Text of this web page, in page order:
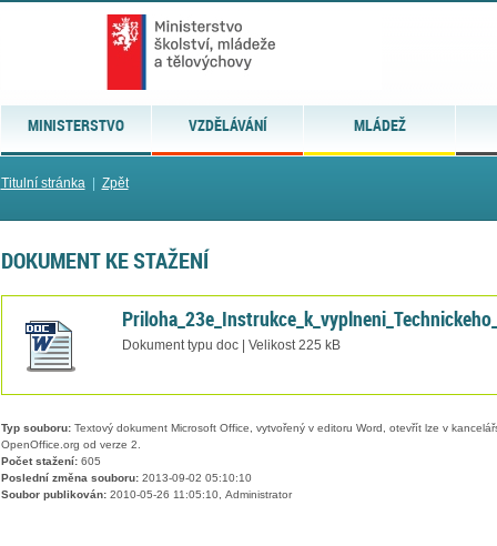
MINISTERSTVO VZDĚLÁVÁNÍ MLÁDEŽ
Titulní stránka| Zpět
DOKUMENT KE STAŽENÍ
Dokument typu doc | Velikost 225 kB
Typ souboru:Textový dokument Microsoft Office, vytvořený v editoru Word, otevřít lze v
OpenOffice.org od verze 2.
Počet stažení:605
Poslední změna souboru:2013-09-02 05:10:10
Soubor publikován:2010-05-26 11:05:10, Administrator